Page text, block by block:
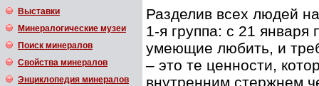
Выставки
Минералогические музеи
Поиск минералов
Свойства минералов
Энциклопедия минералов
Разделив всех людей
1-я группа: с 21
умеющие любить, и
– это те ценности,
внутренним стержнем